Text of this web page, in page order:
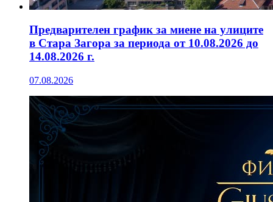
Предварителен график за миене на улиците
в Стара Загора за периода от 10.08.2026 до
14.08.2026 г.
07.08.2026